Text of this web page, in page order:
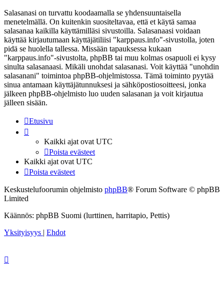
Salasanasi on turvattu koodaamalla se yhdensuuntaisella
menetelmällä. On kuitenkin suositeltavaa, että et käytä samaa
salasanaa kaikilla käyttämilläsi sivustoilla. Salasanaasi voidaan
käyttää kirjautumaan käyttäjätiliisi "karppaus.info"-sivustolla, joten
pidä se huolella tallessa. Missään tapauksessa kukaan
"karppaus.info"-sivustolta, phpBB tai muu kolmas osapuoli ei kysy
sinulta salasanaasi. Mikäli unohdat salasanasi. Voit käyttää "unohdin
salasanani" toimintoa phpBB-ohjelmistossa. Tämä toiminto pyytää
sinua antamaan käyttäjätunnuksesi ja sähköpostiosoitteesi, jonka
jälkeen phpBB-ohjelmisto luo uuden salasanan ja voit kirjautua
jälleen sisään.
Etusivu
Kaikki ajat ovat UTC
Poista evästeet
Kaikki ajat ovat UTC
Poista evästeet
Keskustelufoorumin ohjelmisto phpBB® Forum Software © phpBB
Limited
Käännös: phpBB Suomi (lurttinen, harritapio, Pettis)
Yksityisyys | Ehdot